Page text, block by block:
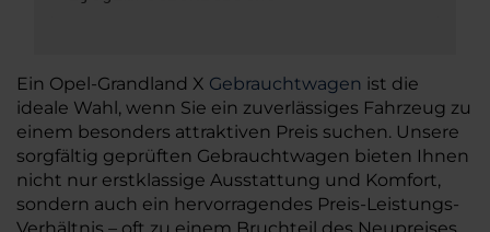
Ein Opel-Grandland X Gebrauchtwagen ist die
ideale Wahl, wenn Sie ein zuverlässiges Fahrzeug zu
einem besonders attraktiven Preis suchen. Unsere
sorgfältig geprüften Gebrauchtwagen bieten Ihnen
nicht nur erstklassige Ausstattung und Komfort,
sondern auch ein hervorragendes Preis-Leistungs-